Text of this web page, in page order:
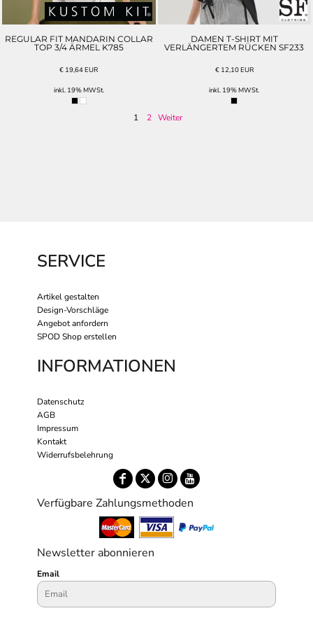
REGULAR FIT MANDARIN COLLAR
TOP 3/4 ÄRMEL K785
€ 19,64EUR
inkl. 19% MWSt.
DAMEN T-SHIRT MIT
VERLÄNGERTEM RÜCKEN SF233
€ 12,10EUR
inkl. 19% MWSt.
1 2 Weiter
SERVICE
Artikel gestalten
Design-Vorschläge
Angebot anfordern
SPOD Shop erstellen
INFORMATIONEN
Datenschutz
AGB
Impressum
Kontakt
Widerrufsbelehrung
Verfügbare Zahlungsmethoden
Newsletter abonnieren
Email